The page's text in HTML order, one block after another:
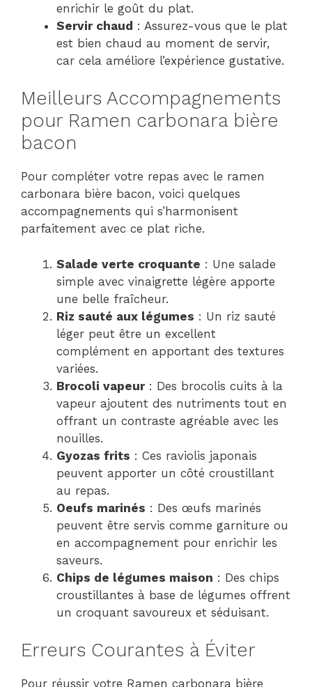
enrichir le goût du plat.
Servir chaud : Assurez-vous que le plat
est bien chaud au moment de servir,
car cela améliore l’expérience gustative.
Meilleurs Accompagnements
pour Ramen carbonara bière
bacon
Pour compléter votre repas avec le ramen
carbonara bière bacon, voici quelques
accompagnements qui s’harmonisent
parfaitement avec ce plat riche.
Salade verte croquante : Une salade
simple avec vinaigrette légère apporte
une belle fraîcheur.
Riz sauté aux légumes : Un riz sauté
léger peut être un excellent
complément en apportant des textures
variées.
Brocoli vapeur: Des brocolis cuits à la
vapeur ajoutent des nutriments tout en
offrant un contraste agréable avec les
nouilles.
Gyozas frits : Ces raviolis japonais
peuvent apporter un côté croustillant
au repas.
Oeufs marinés : Des œufs marinés
peuvent être servis comme garniture ou
en accompagnement pour enrichir les
saveurs.
Chips de légumes maison : Des chips
croustillantes à base de légumes offrent
un croquant savoureux et séduisant.
Erreurs Courantes à Éviter
Pour réussir votre Ramen carbonara bière